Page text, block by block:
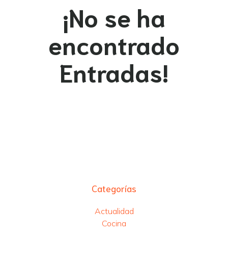
¡No se ha
encontrado
Entradas!
Categorías
Actualidad
Cocina